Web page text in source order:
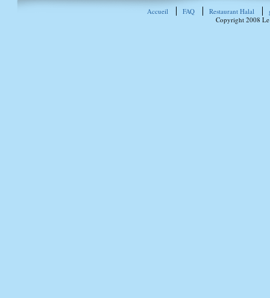
Accueil FAQ Restaurant Halal
Copyright 2008